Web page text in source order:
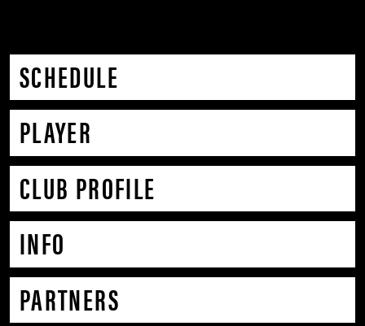
SCHEDULE
PLAYER
CLUB PROFILE
INFO
PARTNERS